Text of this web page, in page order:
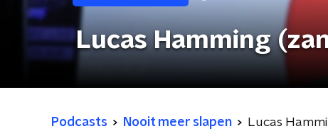
Lucas Hamming
Podcasts Nooit meer slapen Lucas